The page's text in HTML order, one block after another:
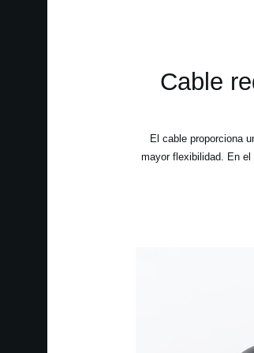
Cable
El cable proporciona
mayor flexibilidad. En